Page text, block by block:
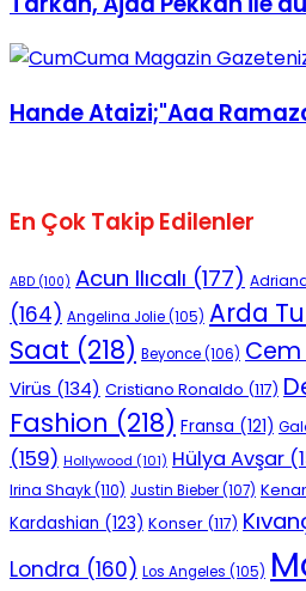
View All Result
Hande Ataizi;"Aaa
En Çok Takip Edilenler
ABD (100) Acun Ilıcalı (177)
(164) Angelina Jolie(105) Arda
Saat (218) Beyonce(106) Cem
Virüs (134) Cristiano Ronaldo (117)
Fashion (218) Fransa (121)
(159) Hollywood (101) Hülya Avşar
Irina Shayk(110) Justin Bieber(107)
Kardashian (123) Konser (117)
Londra (160) Los Angeles (105)